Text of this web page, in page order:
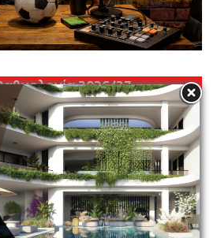
2026/27
P Pts
0 0
0 0
0 0
0 0